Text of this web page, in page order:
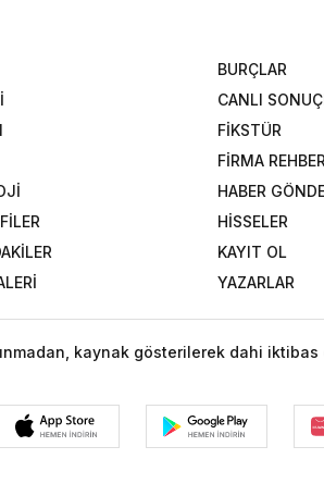
BURÇLAR
CANLI
FİKSTÜR
FİRMA
HABER
HİSSELER
KAYIT OL
YAZARLAR
kaynak gösterilerek dahi iktibas